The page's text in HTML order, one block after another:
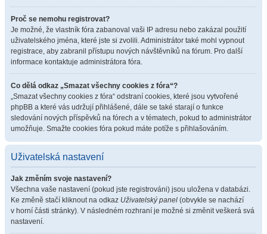
Proč se nemohu registrovat?
Je možné, že vlastník fóra zabanoval vaši IP adresu nebo zakázal použití
uživatelského jména, které jste si zvolili. Administrátor také mohl vypnout
registrace, aby zabranil přístupu nových návštěvníků na fórum. Pro další
informace kontaktuje administrátora fóra.
Co dělá odkaz „Smazat všechny cookies z fóra“?
„Smazat všechny cookies z fóra“ odstraní cookies, které jsou vytvořené
phpBB a které vás udržují přihlášené, dále se také starají o funkce
sledování nových příspěvků na fórech a v tématech, pokud to administrátor
umožňuje. Smažte cookies fóra pokud máte potíže s přihlašováním.
Uživatelská nastavení
Jak změním svoje nastavení?
Všechna vaše nastavení (pokud jste registrováni) jsou uložena v databázi.
Ke změně stačí kliknout na odkaz Uživatelský panel (obvykle se nachází
v horní části stránky). V následném rozhraní je možné si změnit veškerá svá
nastavení.